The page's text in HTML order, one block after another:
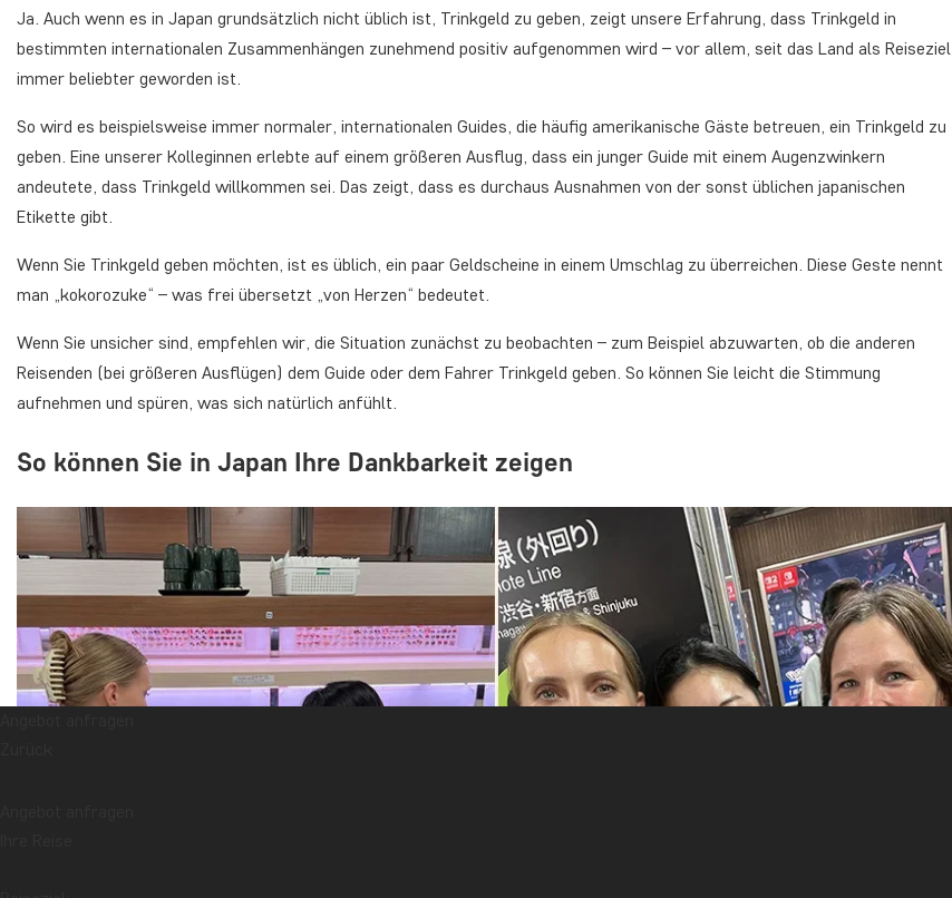
Ja. Auch wenn es in Japan grundsätzlich nicht üblich ist, Trinkgeld zu geben, zeigt unsere Erfahrung, dass Trinkgeld in
bestimmten internationalen Zusammenhängen zunehmend positiv aufgenommen wird – vor allem, seit das Land als Reiseziel
immer beliebter geworden ist.
So wird es beispielsweise immer normaler, internationalen Guides, die häufig amerikanische Gäste betreuen, ein Trinkgeld zu
geben. Eine unserer Kolleginnen erlebte auf einem größeren Ausflug, dass ein junger Guide mit einem Augenzwinkern
andeutete, dass Trinkgeld willkommen sei. Das zeigt, dass es durchaus Ausnahmen von der sonst üblichen japanischen
Etikette gibt.
Wenn Sie Trinkgeld geben möchten, ist es üblich, ein paar Geldscheine in einem Umschlag zu überreichen. Diese Geste nennt
man „kokorozuke“ – was frei übersetzt „von Herzen“ bedeutet.
Wenn Sie unsicher sind, empfehlen wir, die Situation zunächst zu beobachten – zum Beispiel abzuwarten, ob die anderen
Reisenden (bei größeren Ausflügen) dem Guide oder dem Fahrer Trinkgeld geben. So können Sie leicht die Stimmung
aufnehmen und spüren, was sich natürlich anfühlt.
So können Sie in Japan Ihre Dankbarkeit zeigen